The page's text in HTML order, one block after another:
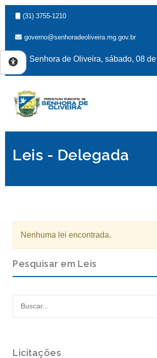
(31) 3755-1210
governo@senhoradeoliveira.mg.gov.br
Senhora de Oliveira, sábado, 08
Leis - Delegada
Nenhuma lei encontrada.
Pesquisar em Leis
Licitações